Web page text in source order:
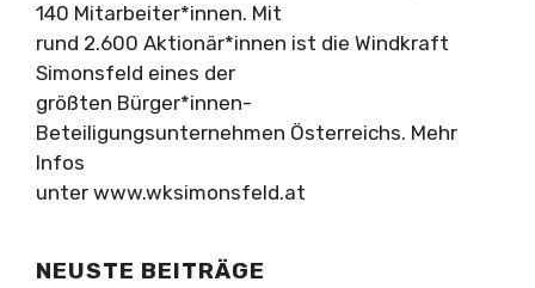
140 Mitarbeiter*innen. Mit
rund 2.600 Aktionär*innen ist die Windkraft
Simonsfeld eines der
größten Bürger*innen-
Beteiligungsunternehmen Österreichs. Mehr
Infos
unter www.wksimonsfeld.at
NEUSTE BEITRÄGE